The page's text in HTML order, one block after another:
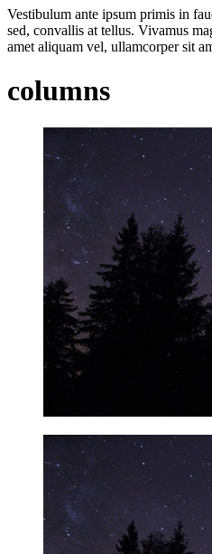
Vestibulum ante ipsum primis in
sed, convallis at tellus. Vivamus
amet aliquam vel, ullamcorper sit
columns